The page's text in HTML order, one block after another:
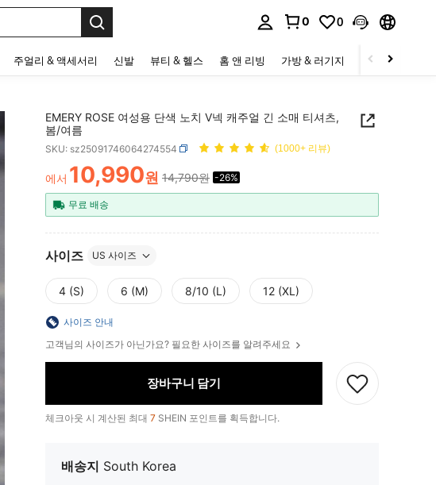
0 0
주얼리 & 액세서리 신발 뷰티 & 헬스 홈 앤 리빙 가방 & 러기지 스포츠 & 아웃
EMERY ROSE 여성용 단색 노치 V넥 캐주얼 긴 소매 티셔츠,
봄/여름
SKU: sz25091746064274554 (1000+ 리뷰)
PRICE AND AVAILABILITY
에서 10,990원 14,790원 -26%
무료 배송
사이즈 US 사이즈
4 (S) 6 (M) 8/10 (L) 12 (XL)
사이즈 안내
고객님의 사이즈가 아닌가요? 필요한 사이즈를 알려주세요
장바구니 담기
체크아웃 시 계산된 최대 7 SHEIN 포인트를 획득합니다.
배송지 South Korea